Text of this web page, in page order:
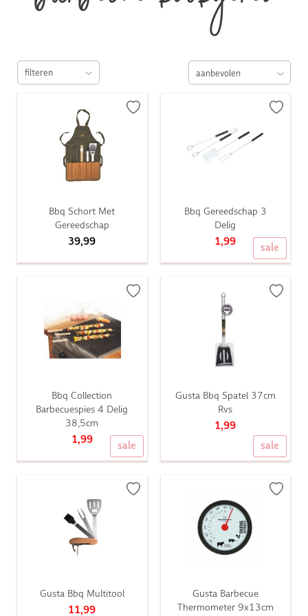
filteren
Bbq Schort Met
Gereedschap
39,99
sale
Bbq Gereedschap 3
Delig
1,99
sale
Bbq Collection
Barbecuespies 4 Delig
38,5cm
1,99
sale
Gusta Bbq Spatel 37cm
Rvs
1,99
Gusta Bbq Multitool
11,99
Gusta Barbecue
Thermometer 9x13cm